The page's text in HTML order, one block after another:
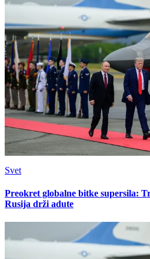
Svet
Preokret globalne bitke supersila:
Rusija drži adute